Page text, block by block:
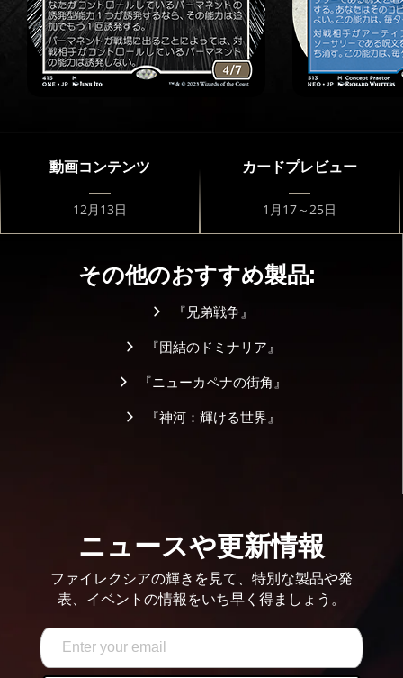
動画コンテンツ
12月13日
カードプレビュー
1月17～25日
その他のおすすめ製品:
『兄弟戦争』
『団結のドミナリア』
『ニューカペナの街角』
『神河：輝ける世界』
ニュースや更新情報
ファイレクシアの輝きを見て、特別な製品や発
表、イベントの情報をいち早く得ましょう。